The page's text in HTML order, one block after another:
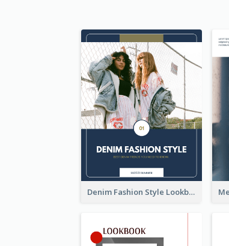
Denim Fashion Style Lookbook